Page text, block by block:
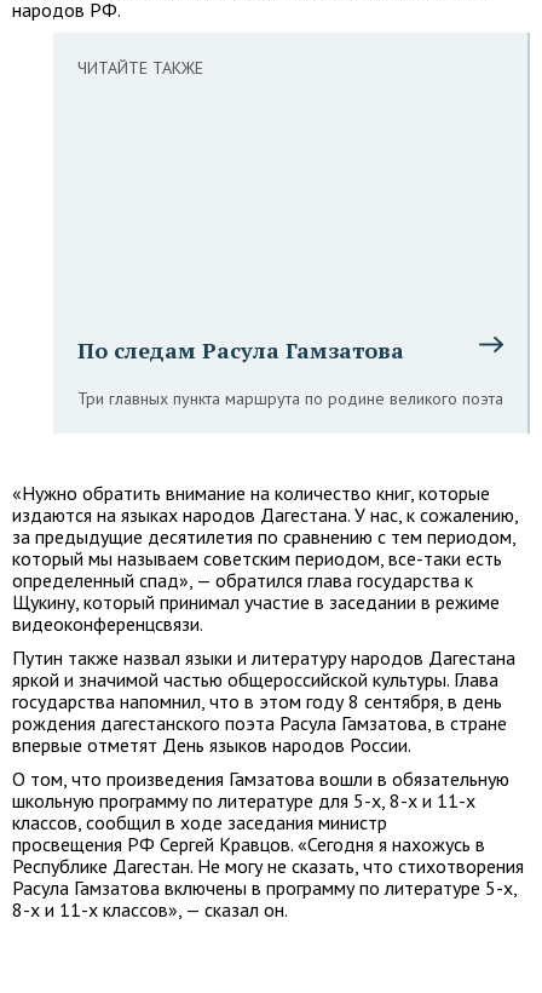
народов РФ.
ЧИТАЙТЕ ТАКЖЕ
По следам Расула Гамзатова
Три главных пункта маршрута по родине великого поэта
«Нужно обратить внимание на количество книг, которые
издаются на языках народов Дагестана. У нас, к сожалению,
за предыдущие десятилетия по сравнению с тем периодом,
который мы называем советским периодом, все-таки есть
определенный спад», — обратился глава государства к
Щукину, который принимал участие в заседании в режиме
видеоконференцсвязи.
Путин также назвал языки и литературу народов Дагестана
яркой и значимой частью общероссийской культуры. Глава
государства напомнил, что в этом году 8 сентября, в день
рождения дагестанского поэта Расула Гамзатова, в стране
впервые отметят День языков народов России.
О том, что произведения Гамзатова вошли в обязательную
школьную программу по литературе для 5-х, 8-х и 11-х
классов, сообщил в ходе заседания министр
просвещения РФ Сергей Кравцов. «Сегодня я нахожусь в
Республике Дагестан. Не могу не сказать, что стихотворения
Расула Гамзатова включены в программу по литературе 5-х,
8-х и 11-х классов», — сказал он.